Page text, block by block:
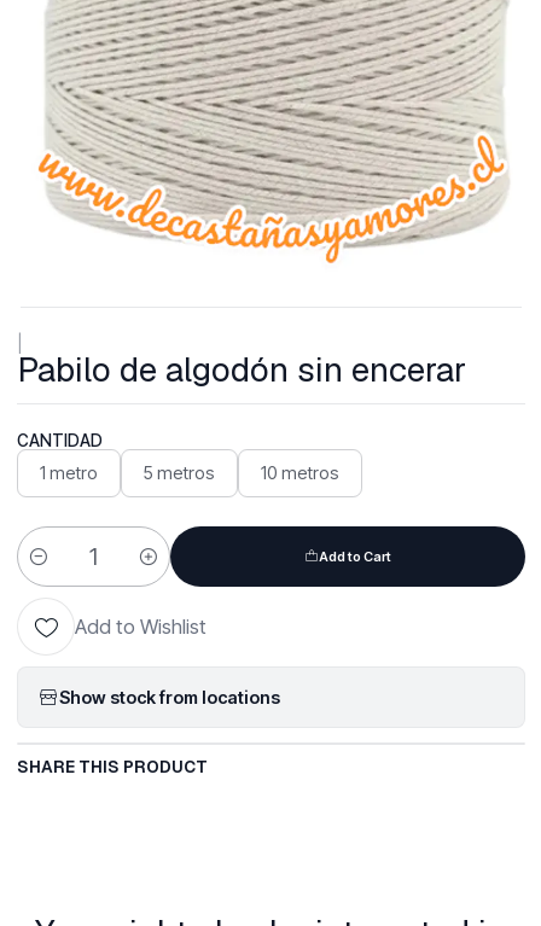
Pabilo de algodón sin encerar
CANTIDAD
1 metro 5 metros 10 metros
Quantity
Add to Cart
Add to Wishlist
Show stock from locations
SHARE THIS PRODUCT